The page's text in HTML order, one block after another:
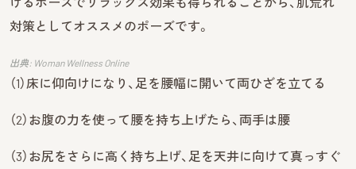
対策としてオススメのポーズです。
出典: Woman Wellness Online
（1）床に仰向けになり、足を腰幅に開いて両ひざを立てる
（2）お腹の力を使って腰を持ち上げたら、両手は腰
（3）お尻をさらに高く持ち上げ、足を天井に向けて真っすぐ